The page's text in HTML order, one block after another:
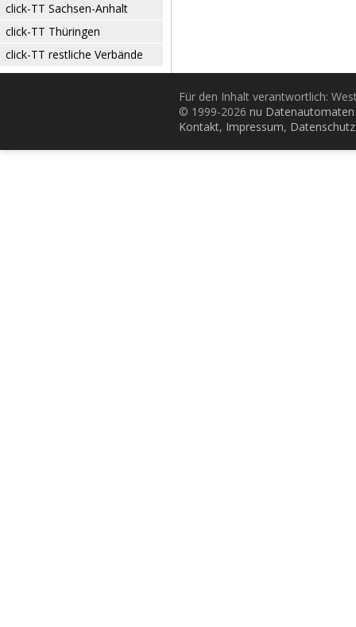
click-TT Sachsen-Anhalt
click-TT Thüringen
click-TT restliche Verbände
Für den Inhalt verantwortlich:
© 1999-2026 nu
Kontakt, Impressum, Datenschutz